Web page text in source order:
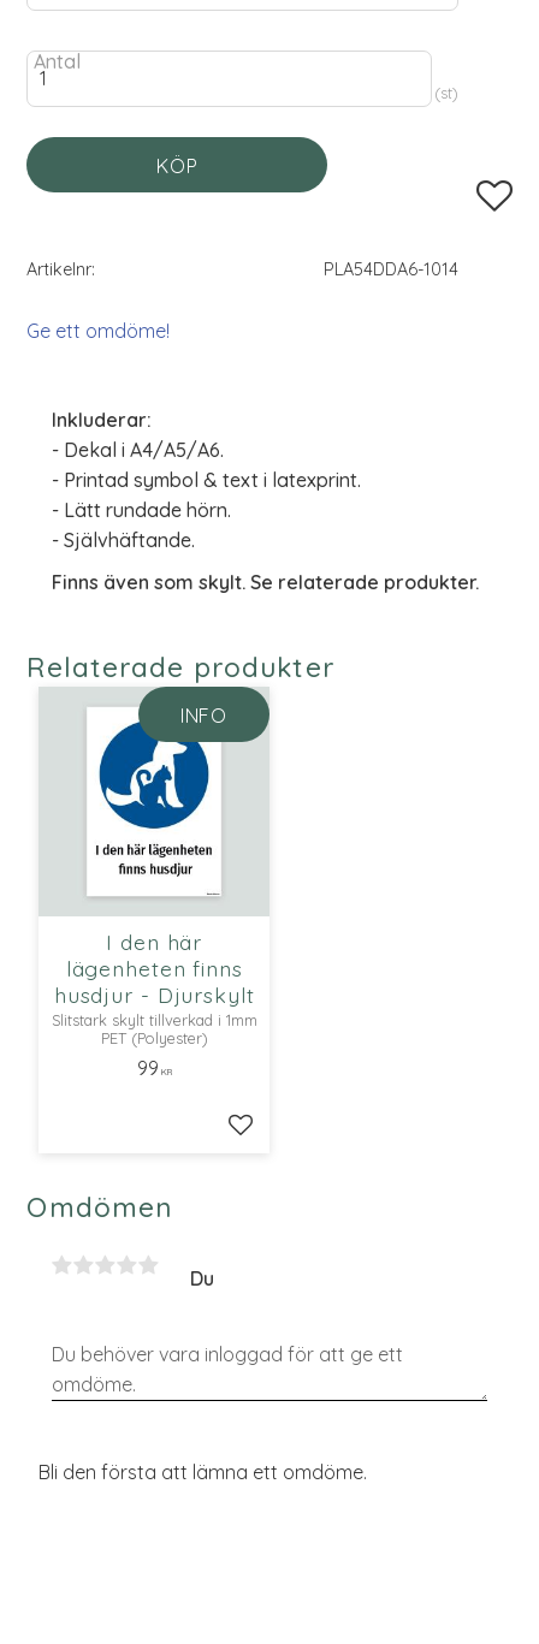
Antal
st
KÖP
Lägg
Artikelnr PLA54DDA6-1014
Ge ett omdöme!
Inkluderar:
- Dekal i A4/A5/A6.
- Printad symbol & text i latexprint.
- Lätt rundade hörn.
- Självhäftande.
Finns även som skylt. Se relaterade produkter.
Omdömen
Du
Bli den första att lämna ett omdöme.
Relaterade produkter
I den här
lägenheten finns
husdjur - Djurskylt
Slitstark skylt tillverkad i 1mm
PET (Polyester)
99 KR
Lägg till i favoriter
INFO